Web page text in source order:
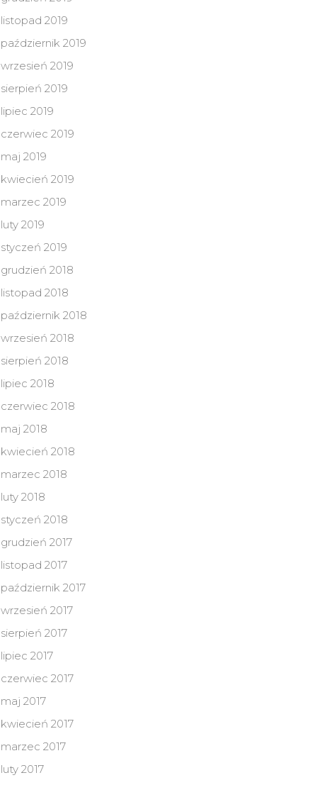
listopad 2019
październik 2019
wrzesień 2019
sierpień 2019
lipiec 2019
czerwiec 2019
maj 2019
kwiecień 2019
marzec 2019
luty 2019
styczeń 2019
grudzień 2018
listopad 2018
październik 2018
wrzesień 2018
sierpień 2018
lipiec 2018
czerwiec 2018
maj 2018
kwiecień 2018
marzec 2018
luty 2018
styczeń 2018
grudzień 2017
listopad 2017
październik 2017
wrzesień 2017
sierpień 2017
lipiec 2017
czerwiec 2017
maj 2017
kwiecień 2017
marzec 2017
luty 2017